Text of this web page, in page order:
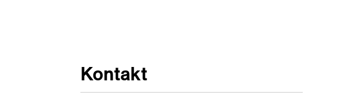
Kontakt